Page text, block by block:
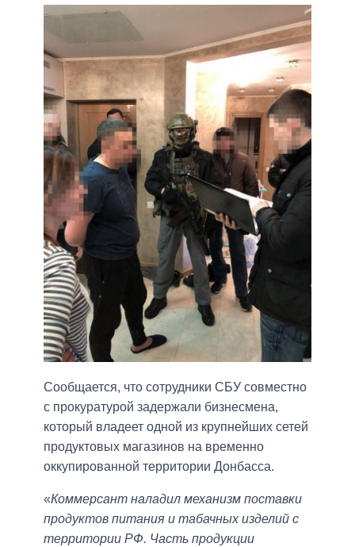
Сообщается, что сотрудники СБУ совместно
с прокуратурой задержали бизнесмена,
который владеет одной из крупнейших сетей
продуктовых магазинов на временно
оккупированной территории Донбасса.
«Коммерсант наладил механизм поставки
продуктов питания и табачных изделий с
территории РФ. Часть продукции